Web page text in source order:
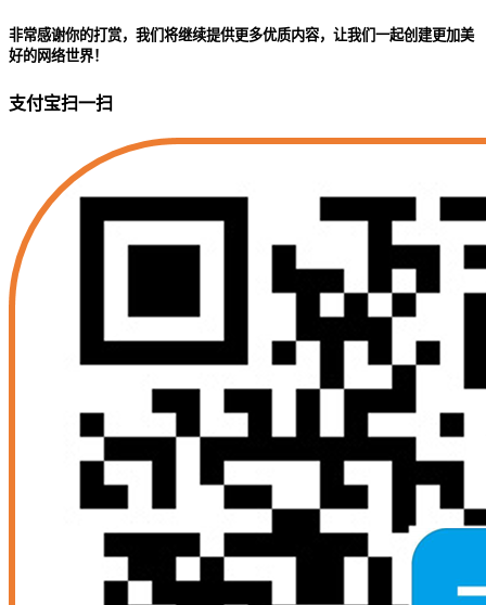
非常感谢你的打赏，我们将继续提供更多优质内容，让我们一起创建更加美
好的网络世界！
支付宝扫一扫